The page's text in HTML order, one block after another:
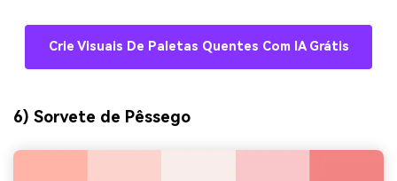
Crie Visuais De Paletas Quentes Com IA Grátis
6) Sorvete de Pêssego